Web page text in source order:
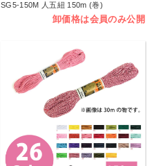
SG5-150M 人五紐 150m (巻)
卸価格は会員のみ公開